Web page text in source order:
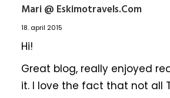
Mari @ Eskimotravels.com
18. april 2015
Hi!
Great blog, really enjoyed
it. I love the fact that not all